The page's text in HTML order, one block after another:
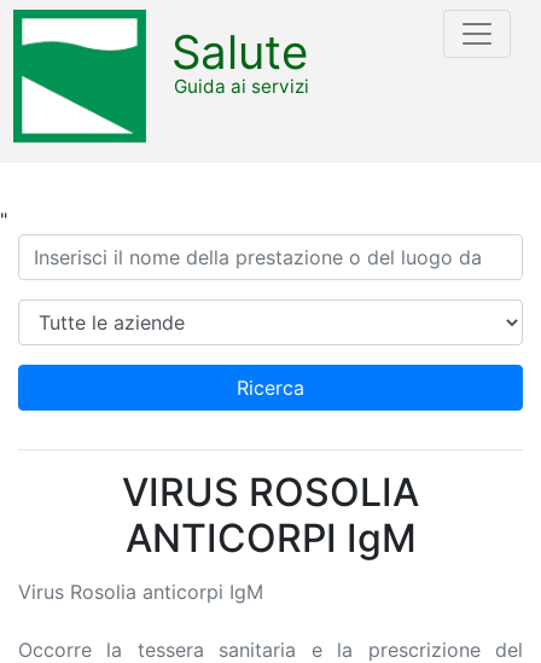
"
Salute
Guida ai servizi
Ricerca
Azienda
Ricerca
VIRUS ROSOLIA
ANTICORPI IgM
Virus Rosolia anticorpi IgM
Occorre la tessera sanitaria e la prescrizione del